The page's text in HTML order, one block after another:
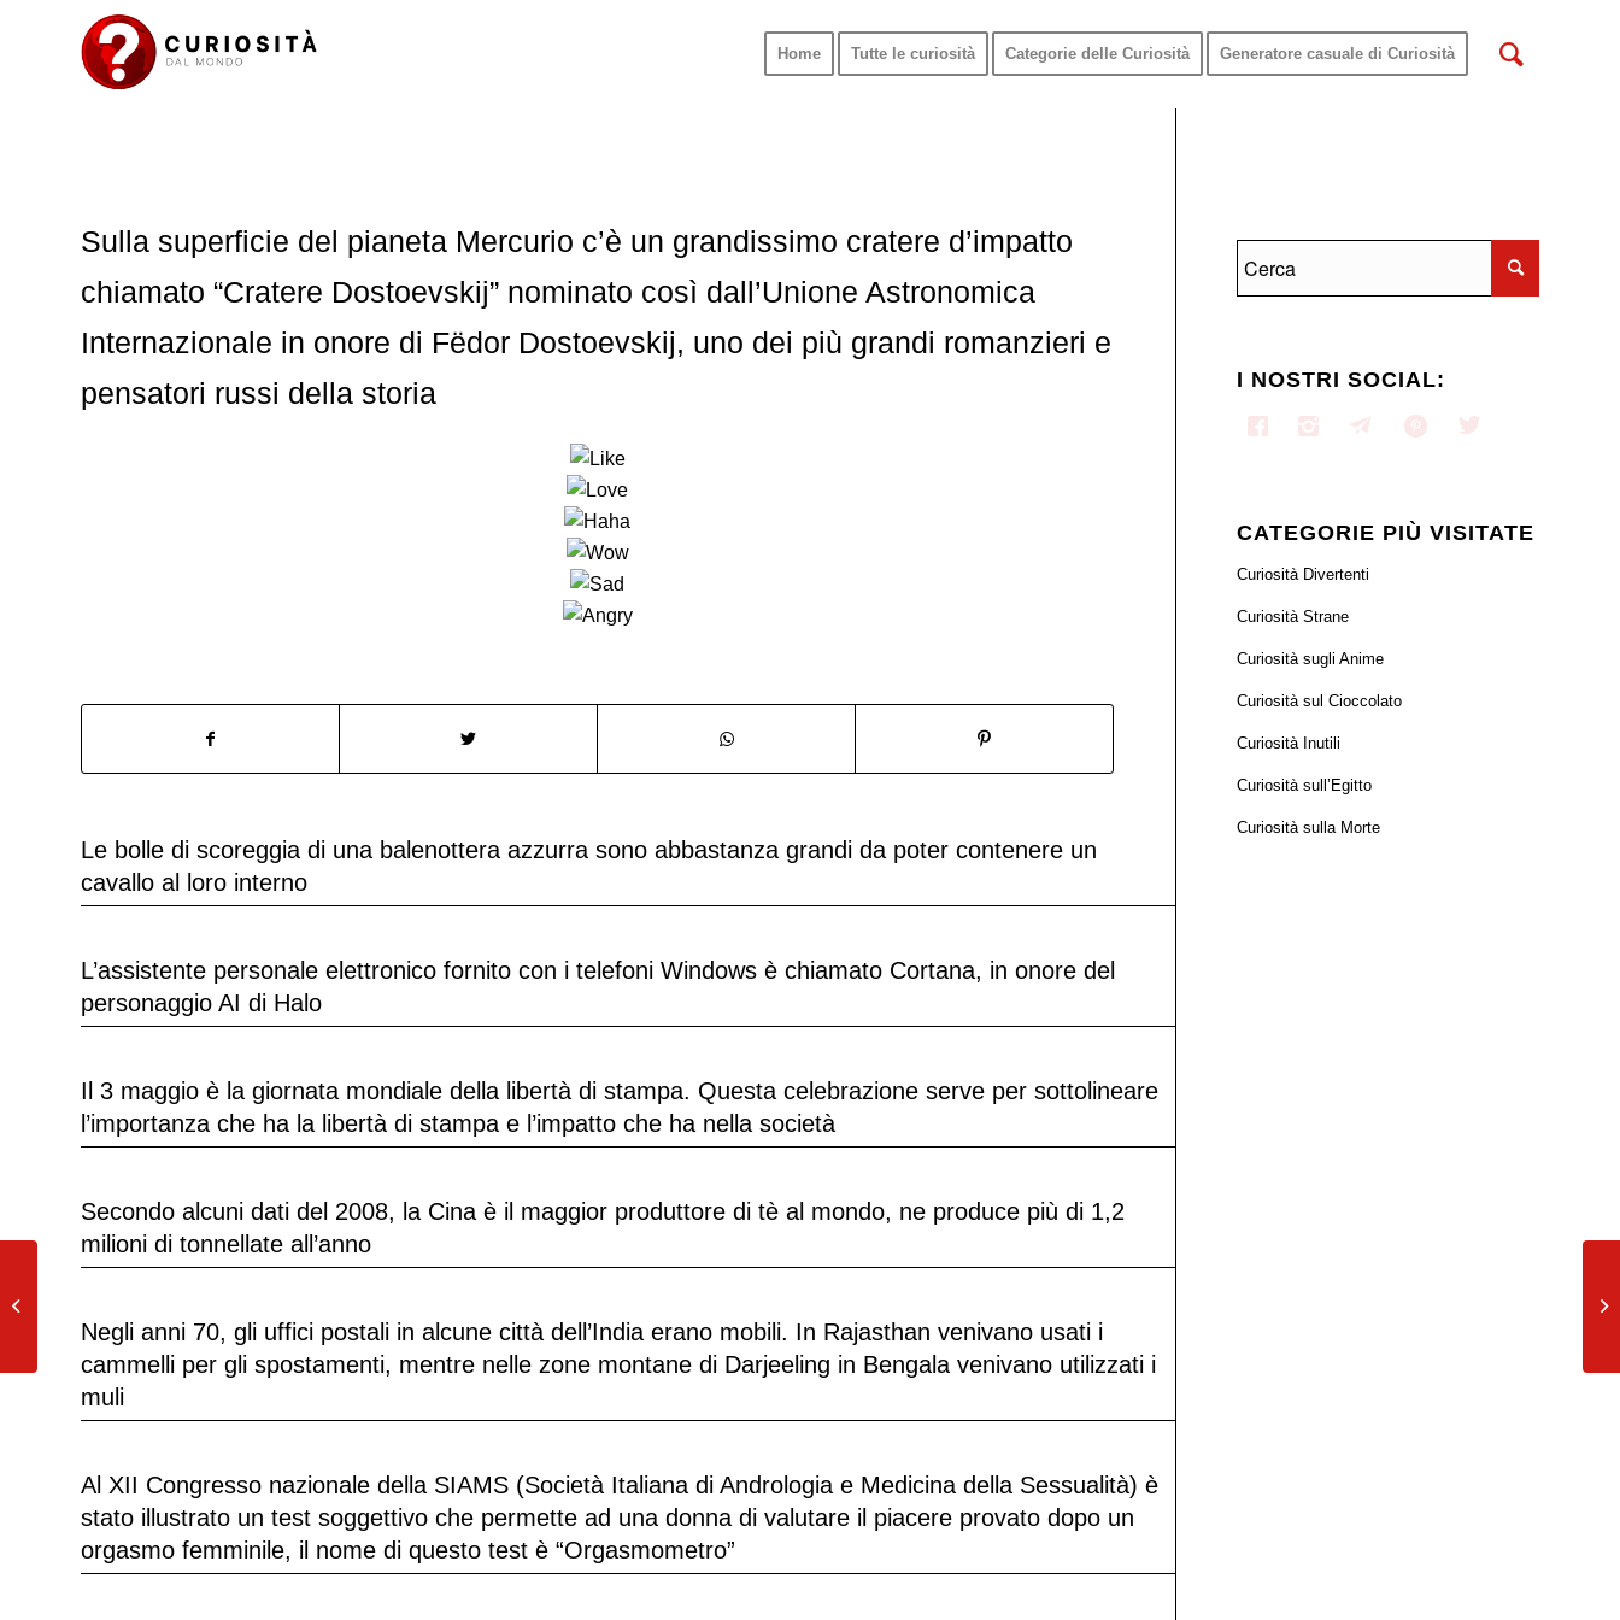
Home Tutte le curiosità Categorie delle Curiosità Generatore casuale di Curiosità
Sulla superficie del pianeta Mercurio c’è un grandissimo cratere d’impatto
chiamato “Cratere Dostoevskij” nominato così dall’Unione Astronomica
Internazionale in onore di Fëdor Dostoevskij, uno dei più grandi romanzieri e
pensatori russi della storia
Le bolle di scoreggia di una balenottera azzurra sono abbastanza grandi da poter contenere un
cavallo al loro interno
L’assistente personale elettronico fornito con i telefoni Windows è chiamato Cortana, in onore del
personaggio AI di Halo
Il 3 maggio è la giornata mondiale della libertà di stampa. Questa celebrazione serve per sottolineare
l’importanza che ha la libertà di stampa e l’impatto che ha nella società
Secondo alcuni dati del 2008, la Cina è il maggior produttore di tè al mondo, ne produce più di 1,2
milioni di tonnellate all’anno
Negli anni 70, gli uffici postali in alcune città dell’India erano mobili. In Rajasthan venivano usati i
cammelli per gli spostamenti, mentre nelle zone montane di Darjeeling in Bengala venivano utilizzati i
muli
Al XII Congresso nazionale della SIAMS (Società Italiana di Andrologia e Medicina della Sessualità) è
stato illustrato un test soggettivo che permette ad una donna di valutare il piacere provato dopo un
orgasmo femminile, il nome di questo test è “Orgasmometro”
I NOSTRI SOCIAL:
CATEGORIE PIÙ VISITATE
Curiosità Divertenti
Curiosità Strane
Curiosità sugli Anime
Curiosità sul Cioccolato
Curiosità Inutili
Curiosità sull’Egitto
Curiosità sulla Morte
il corpo umano, la pressione...